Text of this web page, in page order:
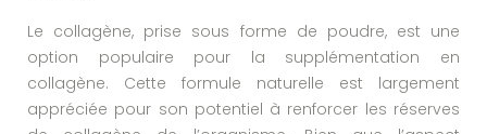
Le collagène, prise sous forme de poudre, est une
option populaire pour la supplémentation en
collagène. Cette formule naturelle est largement
appréciée pour son potentiel à renforcer les réserves